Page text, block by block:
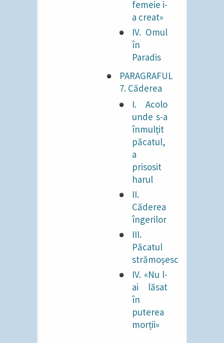
femeie i-
a creat»
IV. Omul
în
Paradis
PARAGRAFUL
7. Căderea
I. Acolo
unde s-a
înmulțit
păcatul,
a
prisosit
harul
II.
Căderea
îngerilor
III.
Păcatul
strămoșesc
IV. «Nu l-
ai lăsat
în
puterea
morții»